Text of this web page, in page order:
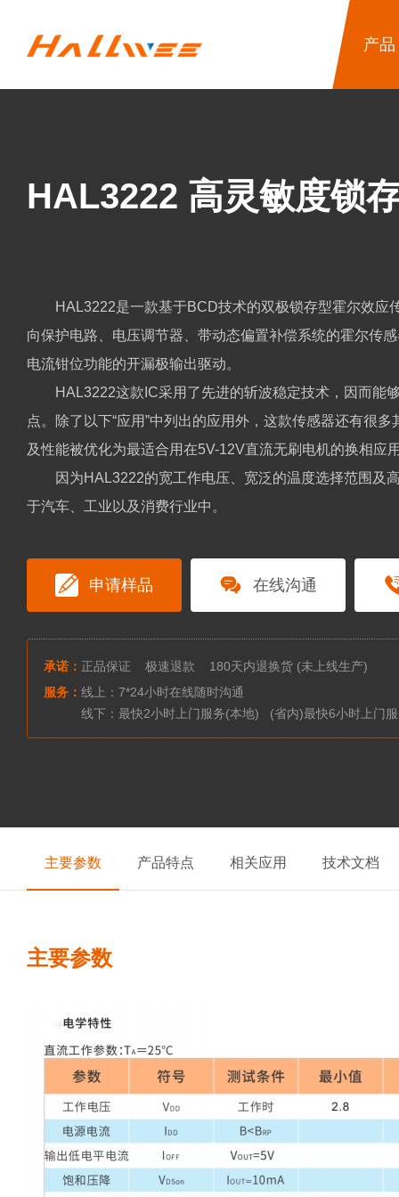
产品
HAL3222 ⾼灵敏度锁
HAL3222是⼀款基于BCD技术的双极锁存型霍尔效应
向保护电路、电压调节器、带动态偏置补偿系统的霍尔传
电流钳位功能的开漏极输出驱动。
HAL3222这款IC采⽤了先进的斩波稳定技术，因⽽能
点。除了以下“应⽤”中列出的应⽤外，这款传感器还有很
及性能被优化为最适合⽤在5V-12V直流⽆刷电机的换相应
因为HAL3222的宽⼯作电压、宽泛的温度选择范围及
于汽⻋、⼯业以及消费⾏业中。
申请样品 在线沟通
承诺： 正品保证 极速退款 180天内退换货 (未上线生产)
服务： 线上：7*24小时在线随时沟通
线下：最快2小时上门服务(本地) (省内)最快6小时上门
主要参数 产品特点 相关应用 技术文档
主要参数